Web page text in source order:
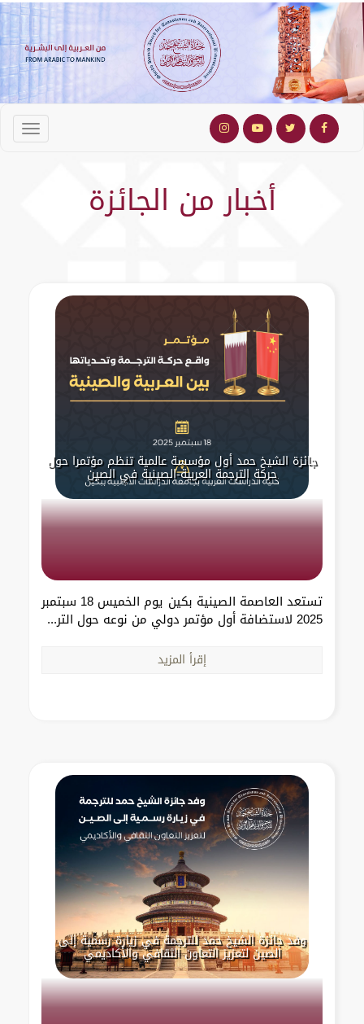
أخبار من الجائزة
جائزة الشيخ حمد أول مؤسسة عالمية تنظم مؤتمرا حول
حركة الترجمة العربية-الصينية في الصين
تستعد العاصمة الصينية بكين يوم الخميس 18 سبتمبر
2025 لاستضافة أول مؤتمر دولي من نوعه حول التر...
إقرأ المزيد
وفد جائزة الشيخ حمد للترجمة في زيارة رسمية إلى
الصين لتعزيز التعاون الثقافي والأكاديمي